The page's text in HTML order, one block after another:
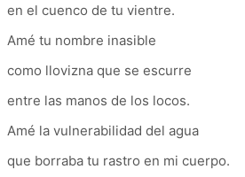
en el cuenco de tu vientre.
Amé tu nombre inasible
como llovizna que se escurre
entre las manos de los locos.
Amé la vulnerabilidad del agua
que borraba tu rastro en mi cuerpo.